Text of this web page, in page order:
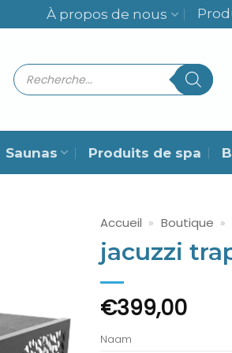
À propos de nous
Recherche
de
produits
Saunas Produits de spa
Accueil » Boutique »
jacuzzi
€399,00
Naam